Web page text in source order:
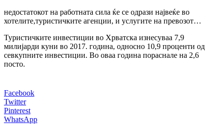
недостатокот на работната сила ќе се одрази највеќе во
хотелите,туристичките агенции, и услугите на превозот…
Туристичките инвестиции во Хрватска изнесуваа 7,9
милијарди куни во 2017. година, односно 10,9 проценти од
севкупните инвестиции. Во оваа година пораснале на 2,6
посто.
Facebook
Twitter
Pinterest
WhatsApp